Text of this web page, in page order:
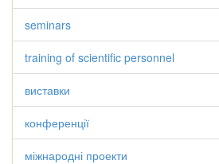
seminars
training of scientific personnel
виставки
конференції
міжнародні проекти